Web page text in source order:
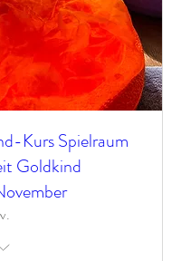
Kurs Spielraum
Goldkind